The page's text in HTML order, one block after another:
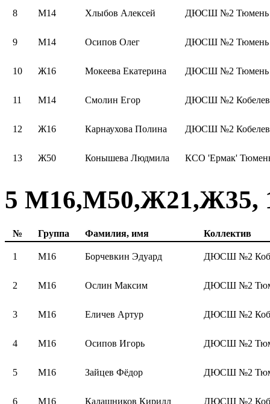
8 М14 Хлыбов Алексей ДЮСШ №2 Тюмень
9 М14 Осипов Олег ДЮСШ №2 Тюмень
10 Ж16 Мокеева Екатерина ДЮСШ №2 Тюмень
11 М14 Смолин Егор ДЮСШ №2
12 Ж16 Карнаухова Полина ДЮСШ №2
13 Ж50 Конышева Людмила КСО 'Ермак'
5 М16,М50,Ж21,Ж35,
№ Группа Фамилия, имя Коллектив
1 М16 Борчевкин Эдуард ДЮСШ №2
2 М16 Ослин Максим ДЮСШ №2
3 М16 Еличев Артур ДЮСШ №2
4 М16 Осипов Игорь ДЮСШ №2
5 М16 Зайцев Фёдор ДЮСШ №2
6 М16 Калашников Кирилл ДЮСШ №2